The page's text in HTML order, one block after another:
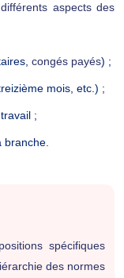
aspects des
congés payés) ;
treizième mois, etc.) ;
;
spécifiques
des normes